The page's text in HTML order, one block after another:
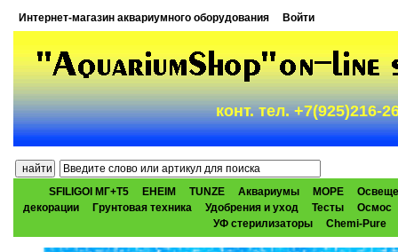
Интернет-магазин аквариумного оборудования Войти
конт. тел. +7(925)216-
SFILIGOI МГ+Т5 EHEIM TUNZE Аквариумы МОРЕ
декорации
Грунтовая техника Удобрения и уход Тесты
Осмос
УФ стерилизаторы
Chemi-Pure